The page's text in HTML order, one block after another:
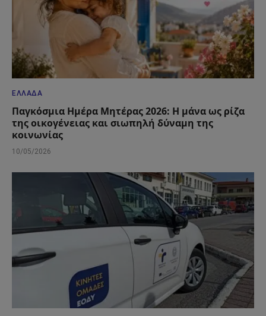
ΕΛΛΆΔΑ
Παγκόσμια Ημέρα Μητέρας 2026: Η μάνα ως ρίζα
της οικογένειας και σιωπηλή δύναμη της
κοινωνίας
10/05/2026